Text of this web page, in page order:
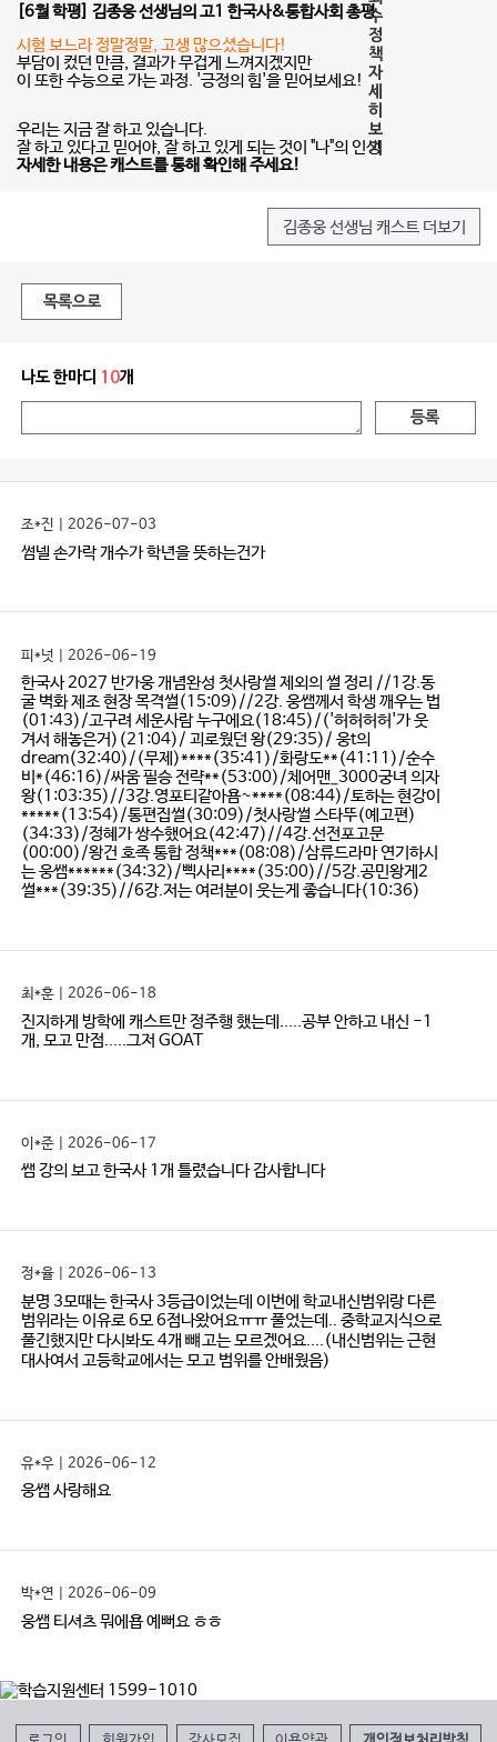
[6월 학평] 김종웅 선생님의 고1 한국사&통합사회 총평
시험 보느라 정말정말, 고생 많으셨습니다!
부담이 컸던 만큼, 결과가 무겁게 느껴지겠지만
이 또한 수능으로 가는 과정. '긍정의 힘'을 믿어보세요!
우리는 지금 잘 하고 있습니다.
잘 하고 있다고 믿어야, 잘 하고 있게 되는 것이 "나"의 인생
자세한 내용은 캐스트를 통해 확인해 주세요!
김종웅 선생님 캐스트 더보기
목록으로
나도 한마디 10개
등록
조*진 | 2026-07-03
썸넬 손가락 개수가 학년을 뜻하는건가
피*넛 | 2026-06-19
한국사 2027 반가웅 개념완성 첫사랑썰 제외의 썰 정리 //1강.동
굴 벽화 제조 현장 목격썰(15:09)//2강. 웅쌤께서 학생 깨우는 법
(01:43)/고구려 세운사람 누구에요(18:45)/('허허허허'가 웃
겨서 해놓은거)(21:04)/ 괴로웠던 왕(29:35)/ 웅t의
dream(32:40)/(무제)****(35:41)/화랑도**(41:11)/순수
비*(46:16)/싸움 필승 전략**(53:00)/체어맨_3000궁녀 의자
왕(1:03:35)//3강.영포티같아욤~****(08:44)/토하는 현강이
*****(13:54)/통편집썰(30:09)/첫사랑썰 스타뚜(예고편)
(34:33)/정혜가 쌍수했어요(42:47)//4강.선전포고문
(00:00)/왕건 호족 통합 정책***(08:08)/삼류드라마 연기하시
는 웅쌤******(34:32)/삑사리****(35:00)//5강.공민왕게2
썰***(39:35)//6강.저는 여러분이 웃는게 좋습니다(10:36)
최*훈 | 2026-06-18
진지하게 방학에 캐스트만 정주행 했는데.....공부 안하고 내신 -1
개, 모고 만점.....그저 GOAT
이*준 | 2026-06-17
쌤 강의 보고 한국사 1개 틀렸습니다 감사합니다
정*율 | 2026-06-13
분명 3모때는 한국사 3등급이었는데 이번에 학교내신범위랑 다른
범위라는 이유로 6모 6점나왔어요ㅠㅠ 풀었는데.. 중학교지식으로
풀긴했지만 다시봐도 4개 뺴고는 모르겠어요....(내신범위는 근현
대사여서 고등학교에서는 모고 범위를 안배웠음)
유*우 | 2026-06-12
웅쌤 사랑해요
박*연 | 2026-06-09
웅쌤 티셔츠 뭐에욥 예뻐요 ㅎㅎ